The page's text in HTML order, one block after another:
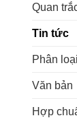
Quan
Tin tức
Phân
Văn bản
Hợp